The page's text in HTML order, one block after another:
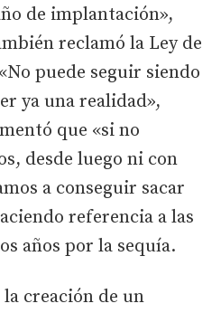
de implantación»,
reclamó la Ley de
puede seguir siendo
ya una realidad»,
que «si no
desde luego ni con
a conseguir sacar
referencia a las
años por la sequía.
creación de un